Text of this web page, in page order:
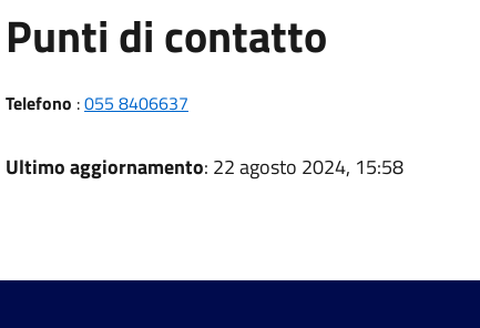
Punti di contatto
Telefono :055 8406637
Ultimo aggiornamento: 22 agosto 2024, 15:58